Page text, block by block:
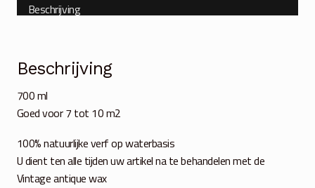
Beschrijving
Beschrijving
700 ml
Goed voor 7 tot 10 m2
100% natuurlijke verf op waterbasis
U dient ten alle tijden uw artikel na te behandelen met de
Vintage antique wax